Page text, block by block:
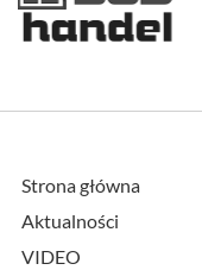
Strona główna
Aktualności
VIDEO